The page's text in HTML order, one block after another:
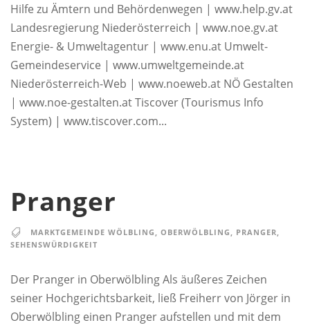
Hilfe zu Ämtern und Behördenwegen | www.help.gv.at
Landesregierung Niederösterreich | www.noe.gv.at
Energie- & Umweltagentur | www.enu.at Umwelt-
Gemeindeservice | www.umweltgemeinde.at
Niederösterreich-Web | www.noeweb.at NÖ Gestalten
| www.noe-gestalten.at Tiscover (Tourismus Info
System) | www.tiscover.com...
Pranger
MARKTGEMEINDE WÖLBLING OBERWÖLBLING PRANGER
SEHENSWÜRDIGKEIT
Der Pranger in Oberwölbling Als äußeres Zeichen
seiner Hochgerichtsbarkeit, ließ Freiherr von Jörger in
Oberwölbling einen Pranger aufstellen und mit dem